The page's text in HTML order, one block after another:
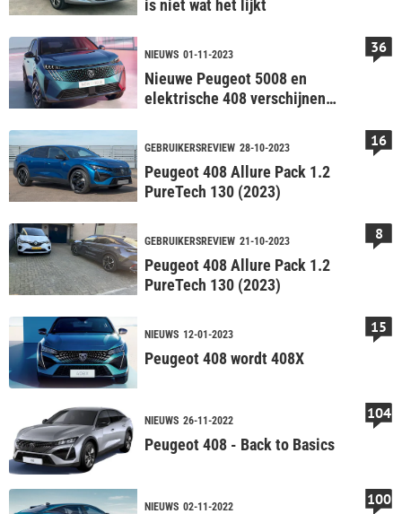
is niet wat het lijkt
NIEUWS 01-11-2023
Nieuwe Peugeot 5008 en
elektrische 408 verschijnen
36
GEBRUIKERSREVIEW 28-10-2023
Peugeot 408 Allure Pack 1.2
PureTech 130 (2023)
16
GEBRUIKERSREVIEW 21-10-2023
Peugeot 408 Allure Pack 1.2
PureTech 130 (2023)
8
NIEUWS 12-01-2023
Peugeot 408 wordt 408X
15
NIEUWS 26-11-2022
Peugeot 408 - Back to Basics
104
NIEUWS 02-11-2022 100